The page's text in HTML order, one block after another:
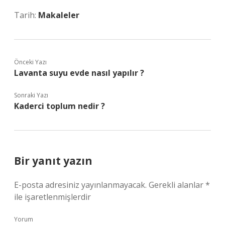
Tarih: Makaleler
Önceki Yazı
Lavanta suyu evde nasıl yapılır ?
Sonraki Yazı
Kaderci toplum nedir ?
Bir yanıt yazın
E-posta adresiniz yayınlanmayacak. Gerekli alanlar*
ile işaretlenmişlerdir
Yorum